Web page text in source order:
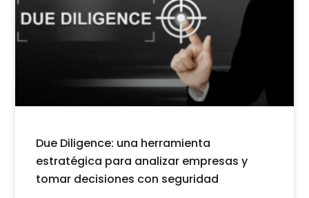
Due Diligence: una herramienta
estratégica para analizar empresas y
tomar decisiones con seguridad